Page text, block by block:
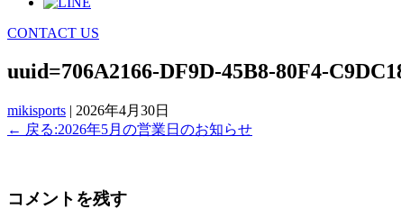
CONTACT US
uuid=706A2166-DF9D-45B8-80F4-
mikisports | 2026年4月30日
← 戻る:2026年5月の営業日のお知らせ
コメントを残す